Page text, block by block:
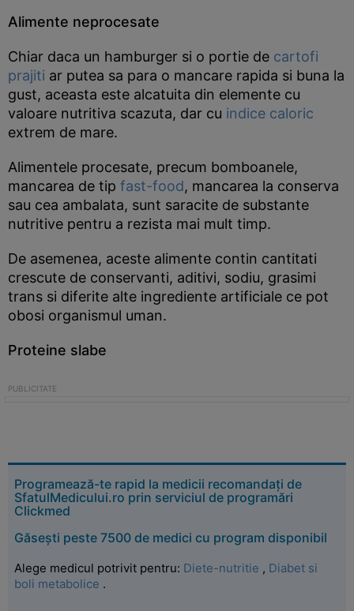
Alimente neprocesate
Chiar daca un hamburger si o portie de cartofi
prajiti ar putea sa para o mancare rapida si buna la
gust, aceasta este alcatuita din elemente cu
valoare nutritiva scazuta, dar cu indice caloric
extrem de mare.
Alimentele procesate, precum bomboanele,
mancarea de tip fast-food, mancarea la conserva
sau cea ambalata, sunt saracite de substante
nutritive pentru a rezista mai mult timp.
De asemenea, aceste alimente contin cantitati
crescute de conservanti, aditivi, sodiu, grasimi
trans si diferite alte ingrediente artificiale ce pot
obosi organismul uman.
Proteine slabe
Programează-te rapid la medicii recomandați de
SfatulMedicului.ro prin serviciul de programări
Clickmed
Găsești peste 7500 de medici cu program disponibil
Alege medicul potrivit pentru: Diete-nutritie , Diabet si
boli metabolice .